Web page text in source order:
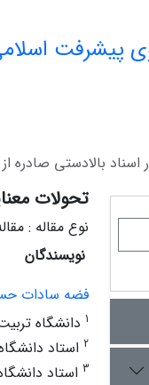
پیشرفت
اسناد بالادستی صادره
تحولات
نوع مقاله :
نویسندگان
فضه سادات
1 دانشگاه
2 استاد
3 استاد